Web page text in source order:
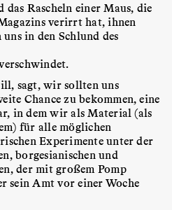
das Rascheln einer Maus, die
verirrt hat, ihnen
in den Schlund des
sagt, wir sollten uns
Chance zu bekommen, eine
in dem wir als Material (als
für alle möglichen
Experimente unter der
borgesianischen und
der mit großem Pomp
sein Amt vor einer Woche